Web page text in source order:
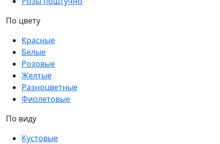
По цвету
Красные
Белые
Розовые
Желтые
Разноцветные
Фиолетовые
По виду
Кустовые